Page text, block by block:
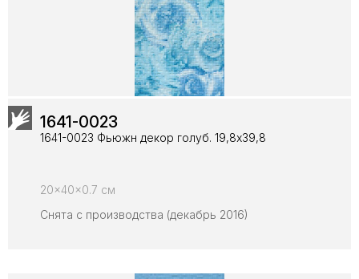
1641-0023
1641-0023 Фьюжн декор голуб. 19,8х39,8
20x40x0.7 см
Снята с производства (декабрь 2016)